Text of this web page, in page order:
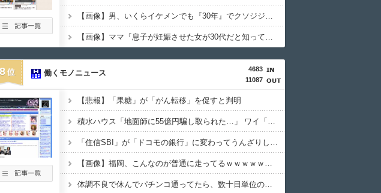
【画像】男、いくらイケメンでも『30年』でクソジジいになってしまう
【画像】ママ『息子が妊娠させた女が30代だと知って卒倒した』←これ
8
4683
11087
働くモノニュース
【悲報】「果糖」が「がん転移」を促すと判明
積水ハウス「地面師に55億円騙し取られた…」 ワイ「はえーかわいそう…会社滅茶苦茶やろなぁ」
「住信SBI」が「ドコモの銀行」に変わってうんざりしてるやつｗｗｗｗｗｗｗ
【画像】福岡、こんなのが普通に走ってるｗｗｗｗｗｗｗｗｗｗｗｗｗｗｗｗ
体調不良で休んでパチンコ通ってたら、数十日単位の証拠写真撮られて会社クビになった